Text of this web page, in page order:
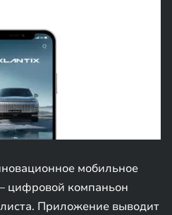
мобильное
цифровой компаньон
Приложение выводит